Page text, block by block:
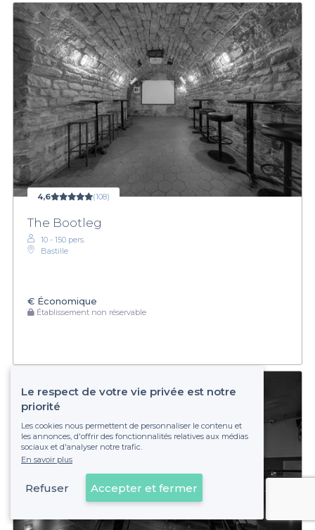
4,6 (108)
The Bootleg
10 - 150 pers.
Bastille
€ Économique
Établissement non réservable
Voir sur la carte
Le respect de votre vie privée est notre
priorité
Les cookies nous permettent de personnaliser le contenu et
les annonces, d'offrir des fonctionnalités relatives aux médias
sociaux et d'analyser notre trafic.
En savoir plus
Refuser Accepter et fermer